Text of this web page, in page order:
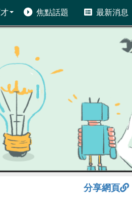
焦點話題 最新消息
分享網頁